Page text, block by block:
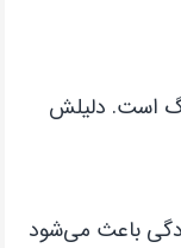
است. دلیلش
باعث می‌شود